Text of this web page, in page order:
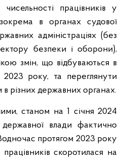
працівників у
в органах судової
адміністраціях (без
безпеки і оборони),
змін, що відбуваються в
2023 року, та переглянути
в різних державних органах.
станом на 1 січня 2024
влади фактично
протягом 2023 року
скоротилася на